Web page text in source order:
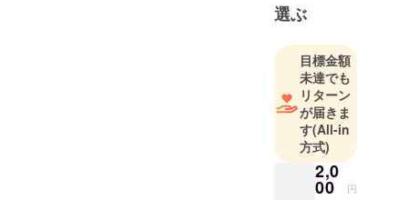
選ぶ
目標金額
未達でも
リターン
が届きま
す(All-in
方式)
2,0
00 円